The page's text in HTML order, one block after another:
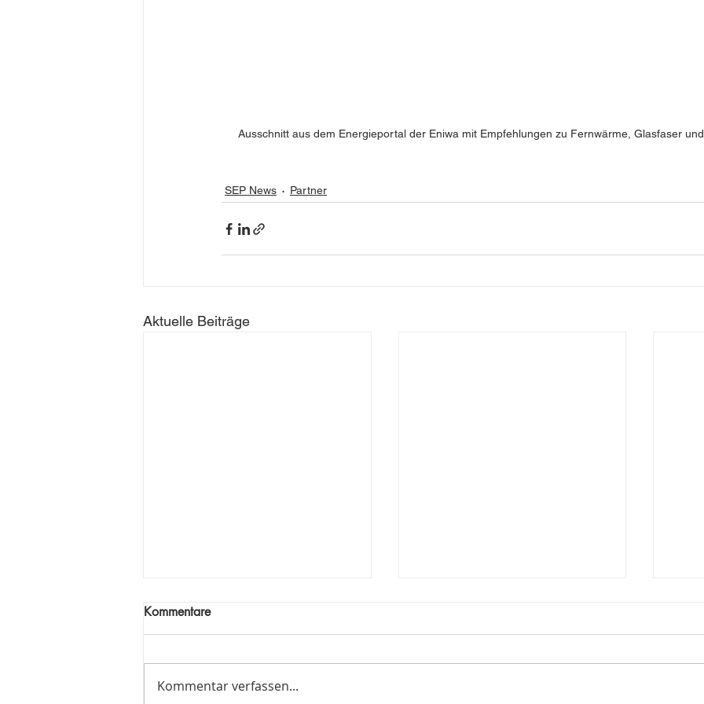
Ausschnitt aus dem Energieportal der Eniwa mit Empfehlungen zu Fernwärme, Glasfaser
SEP News Partner
Aktuelle Beiträge
Kommentare
Kommentar verfassen...